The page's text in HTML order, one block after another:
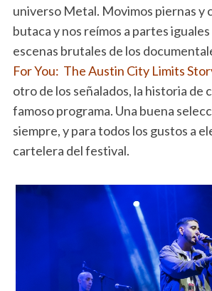
universo Metal. Movimos piernas y
butaca y nos reímos a partes
escenas brutales de los
For You: The Austin City Limits
otro de los señalados, la historia de
famoso programa. Una buena
siempre, y para todos los gustos a
cartelera del festival.